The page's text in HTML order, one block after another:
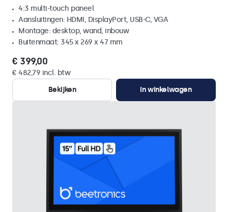
4:3 multi-touch paneel
Aansluitingen: HDMI, DisplayPort, USB-C, VGA
Montage: desktop, wand, inbouw
Buitenmaat: 345 x 269 x 47 mm
€ 399,00
€ 482,79 incl. btw
Bekijken
In winkelwagen